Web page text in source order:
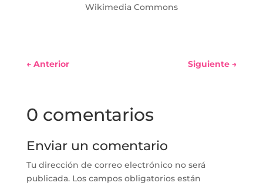
Wikimedia Commons
← Anterior Siguiente →
0 comentarios
Enviar un comentario
Tu dirección de correo electrónico no será
publicada. Los campos obligatorios están